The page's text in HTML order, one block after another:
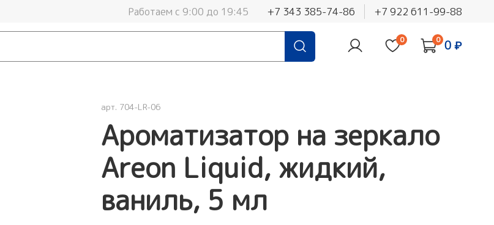
Работаем с 9:00 до 19:45 +7 343 385-74-86 +7 922 611-99-88
0 0 0 ₽
арт. 704-LR-06
Ароматизатор на зеркало
Areon Liquid, жидкий,
ваниль, 5 мл